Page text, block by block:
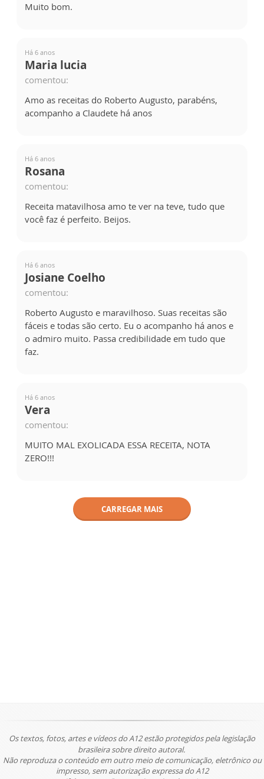
Muito bom.
Há 6 anos
Maria lucia
comentou:
Amo as receitas do Roberto Augusto, parabéns,
acompanho a Claudete há anos
Há 6 anos
Rosana
comentou:
Receita matavilhosa amo te ver na teve, tudo que
você faz é perfeito. Beijos.
Há 6 anos
Josiane Coelho
comentou:
Roberto Augusto e maravilhoso. Suas receitas são
fáceis e todas são certo. Eu o acompanho há anos e
o admiro muito. Passa credibilidade em tudo que
faz.
Há 6 anos
Vera
comentou:
MUITO MAL EXOLICADA ESSA RECEITA, NOTA
ZERO!!!
CARREGAR MAIS
Os textos, fotos, artes e vídeos do A12 estão protegidos pela legislação
brasileira sobre direito autoral.
Não reproduza o conteúdo em outro meio de comunicação, eletrônico ou
impresso, sem autorização expressa do A12